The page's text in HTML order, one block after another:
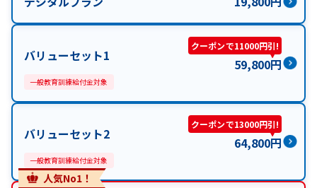
バリューセット1
クーポンで11000円引!
59,800円
一般教育訓練給付金対象
バリューセット2
クーポンで13000円引!
64,800円
一般教育訓練給付金対象
人気No1！